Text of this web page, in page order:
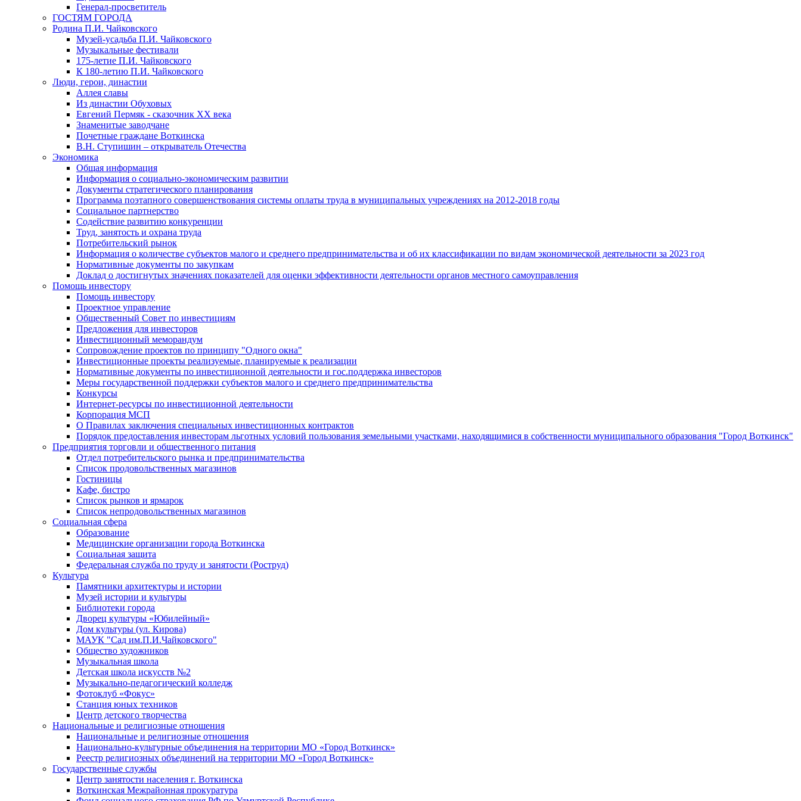
Генерал-просветитель
ГОСТЯМ ГОРОДА
Родина П.И. Чайковского
Музей-усадьба П.И. Чайковского
Музыкальные фестивали
175-летие П.И. Чайковского
К 180-летию П.И. Чайковского
Люди, герои, династии
Аллея славы
Из династии Обуховых
Евгений Пермяк - сказочник XX века
Знаменитые заводчане
Почетные граждане Воткинска
В.Н. Ступишин – открыватель Отечества
Экономика
Общая информация
Информация о социально-экономическим развитии
Документы стратегического планирования
Программа поэтапного совершенствования системы оплаты труда в муниципальных учреждениях на 2012-2018 годы
Социальное партнерство
Содействие развитию конкуренции
Труд, занятость и охрана труда
Потребительский рынок
Информация о количестве субъектов малого и среднего предпринимательства и об их классификации по видам экономической деятельности за 2023 год
Нормативные документы по закупкам
Доклад о достигнутых значениях показателей для оценки эффективности деятельности органов местного самоуправления
Помощь инвестору
Помощь инвестору
Проектное управление
Общественный Совет по инвестициям
Предложения для инвесторов
Инвестиционный меморандум
Сопровождение проектов по принципу "Oдного окна"
Инвестиционные проекты реализуемые, планируемые к реализации
Нормативные документы по инвестиционной деятельности и гос.поддержка инвесторов
Меры государственной поддержки субъектов малого и среднего предпринимательства
Конкурсы
Интернет-ресурсы по инвестиционной деятельности
Корпорация МСП
О Правилах заключения специальных инвестиционных контрактов
Порядок предоставления инвесторам льготных условий пользования земельными участками, находящимися в собственности муниципального образования "Город Воткинск"
Предприятия торговли и общественного питания
Отдел потребительского рынка и предпринимательства
Список продовольственных магазинов
Гостиницы
Кафе, бистро
Cписок рынков и ярмарок
Список непродовольственных магазинов
Социальная сфера
Образование
Медицинские организации города Воткинска
Социальная защита
Федеральная служба по труду и занятости (Роструд)
Культура
Памятники архитектуры и истории
Музей истории и культуры
Библиотеки города
Дворец культуры «Юбилейный»
Дом культуры (ул. Кирова)
МАУК "Сад им.П.И.Чайковского"
Общество художников
Музыкальная школа
Детская школа искусств №2
Музыкально-педагогический колледж
Фотоклуб «Фокус»
Станция юных техников
Центр детского творчества
Национальные и религиозные отношения
Национальные и религиозные отношения
Национально-культурные объединения на территории МО «Город Воткинск»
Реестр религиозных объединений на территории МО «Город Воткинск»
Государственные службы
Центр занятости населения г. Воткинска
Воткинская Межрайонная прокуратура